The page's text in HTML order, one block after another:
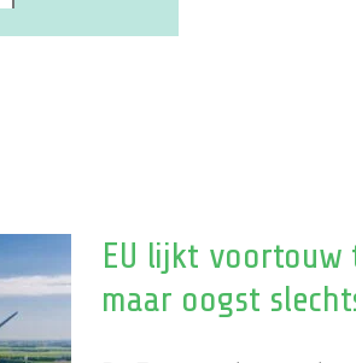
EU lijkt voortouw
maar oogst